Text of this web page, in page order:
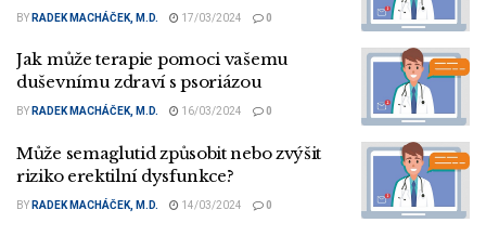
BY RADEK MACHÁČEK, M.D. 17/03/2024 0
Jak může terapie pomoci vašemu
duševnímu zdraví s psoriázou
BY RADEK MACHÁČEK, M.D. 16/03/2024 0
Může semaglutid způsobit nebo zvýšit
riziko erektilní dysfunkce?
BY RADEK MACHÁČEK, M.D. 14/03/2024 0